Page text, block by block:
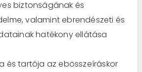
biztonságának és
valamint ebrendészeti és
hatékony ellátása
és tartója az ebösszeíráskor